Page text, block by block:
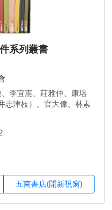
系列叢書
李宜憲、莊雅仲、康培
志津枝）、官大偉、林素
五南書店(開新視窗)